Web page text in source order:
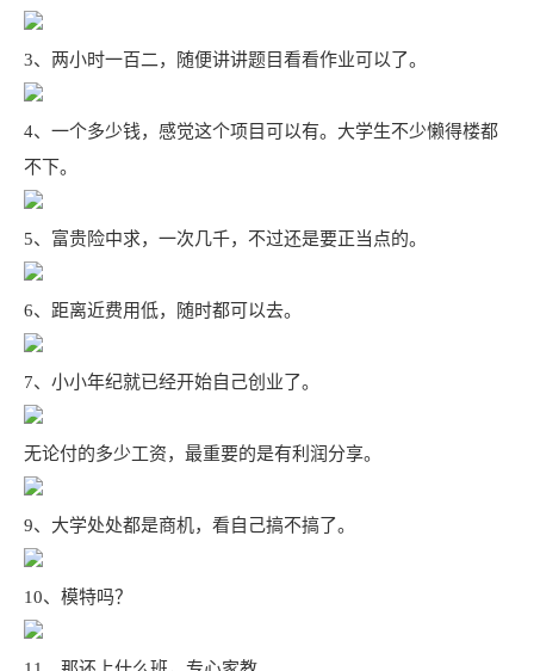
3、两小时一百二，随便讲讲题目看看作业可以了。
4、一个多少钱，感觉这个项目可以有。大学生不少懒得楼都
不下。
5、富贵险中求，一次几千，不过还是要正当点的。
6、距离近费用低，随时都可以去。
7、小小年纪就已经开始自己创业了。
无论付的多少工资，最重要的是有利润分享。
9、大学处处都是商机，看自己搞不搞了。
10、模特吗？